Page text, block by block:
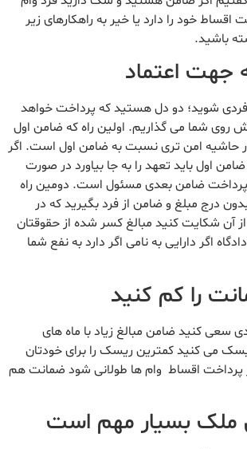
اقساط خود را دارد یا خیر به راهکارهای زیر
باشید.
اعتماد
شوید؛ دو دل هستید که پرداخت خواهد
روی شما می گذاریم. اولین راه که ضامن اول
حاشیه امن تری نسبت به ضامن اول است. اگر
اول باید تعهد را به جا بیاورد در صورت
پرداخت ضامن بعدی مسئول است. دومین راه
درج مبلغ و ضامن از فرد بگیرید که در
آن شکایت کنید مبالغ کسر شده از حقوقتان
اگر دارایی به نامی اگر دارد به نفع شما
را کم کنید
سعی کنید ضامن مبالغ زیاد با ماه های
می کنید کمترین ریسک را برای خودتان
پرداخت اقساط وام ها طولانی شود ضمانت هم
ملک بسیار مهم است